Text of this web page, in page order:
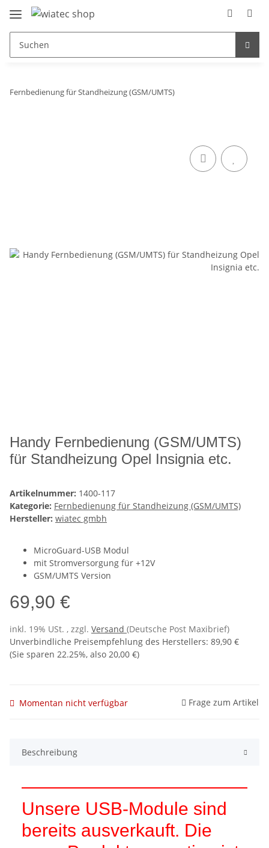
Fernbedienung für Standheizung (GSM/UMTS)
Handy Fernbedienung (GSM/UMTS)
für Standheizung Opel Insignia etc.
Artikelnummer: 1400-117
Kategorie: Fernbedienung für Standheizung (GSM/UMTS)
Hersteller: wiatec gmbh
MicroGuard-USB Modul
mit Stromversorgung für +12V
GSM/UMTS Version
69,90 €
inkl. 19% USt. , zzgl. Versand (Deutsche Post Maxibrief)
Unverbindliche Preisempfehlung des Herstellers: 89,90 €
(Sie sparen 22.25%, also 20,00 €)
Momentan nicht verfügbar Frage zum Artikel
Beschreibung
Unsere USB-Module sind
bereits ausverkauft. Die